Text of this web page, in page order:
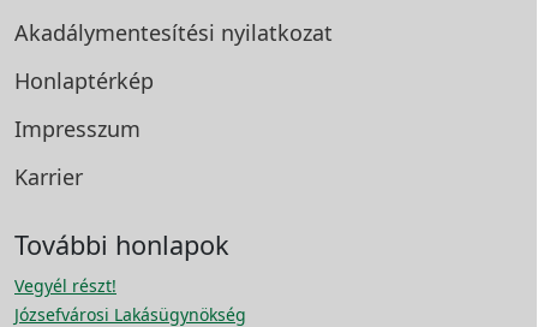
Akadálymentesítési nyilatkozat
Honlaptérkép
Impresszum
Karrier
További honlapok
Vegyél részt!
Józsefvárosi Lakásügynökség